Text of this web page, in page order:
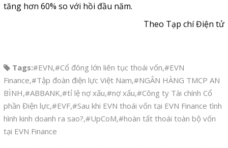
tăng hơn 60% so với hồi đầu năm.
Theo Tạp chí Điện tử
Tags:#EVN,#Cổ đông lớn liên tục thoái vốn,#EVN
Finance,#Tập đoàn điện lực Việt Nam,#NGÂN HÀNG TMCP AN
BÌNH,#ABBANK,#tỉ lệ nợ xấu,#nợ xấu,#Công ty Tài chính Cổ
phần Điện lực,#EVF,#Sau khi EVN thoái vốn tại EVN Finance tình
hình kinh doanh ra sao?,#UpCoM,#hoàn tất thoái toàn bộ vốn
tại EVN Finance